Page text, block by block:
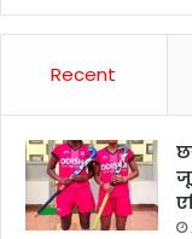
Recent